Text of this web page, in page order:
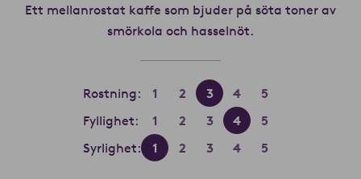
Ett mellanrostat kaffe som bjuder på söta toner av
smörkola och hasselnöt.
Rostning: 1 2 3 4
5
Fyllighet:
1 2 3 4
5
Syrlighet:
1 2 3 4 5